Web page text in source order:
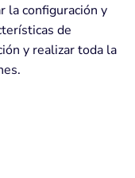
la configuración y
de
y realizar toda la